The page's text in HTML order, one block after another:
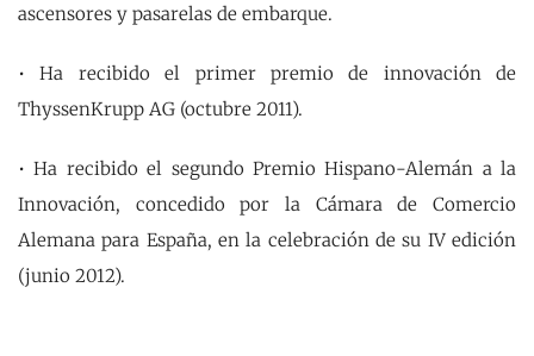
ascensores y pasarelas de embarque.
• Ha recibido el primer premio de innovación de
ThyssenKrupp AG (octubre 2011).
• Ha recibido el segundo Premio Hispano-Alemán a la
Innovación, concedido por la Cámara de Comercio
Alemana para España, en la celebración de su IV edición
(junio 2012).